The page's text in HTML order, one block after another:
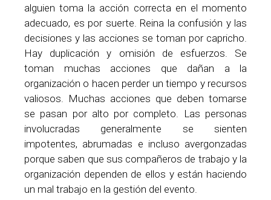
alguien toma la acción correcta en el momento
adecuado, es por suerte. Reina la confusión y las
decisiones y las acciones se toman por capricho.
Hay duplicación y omisión de esfuerzos. Se
toman muchas acciones que dañan a la
organización o hacen perder un tiempo y recursos
valiosos. Muchas acciones que deben tomarse
se pasan por alto por completo. Las personas
involucradas generalmente se sienten
impotentes, abrumadas e incluso avergonzadas
porque saben que sus compañeros de trabajo y la
organización dependen de ellos y están haciendo
un mal trabajo en la gestión del evento.